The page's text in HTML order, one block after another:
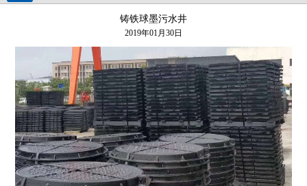
铸铁球墨污水井
2019年01月30日